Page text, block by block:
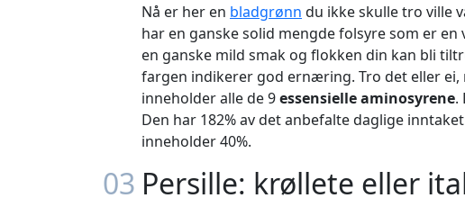
Nå er her en bladgrønn du ikke skulle tro ville
har en ganske solid mengde folsyre som er
en ganske mild smak og flokken din kan bli
fargen indikerer god ernæring. Tro det eller ei,
inneholder alle de 9essensielle aminosyrene.
Den har 182% av det anbefalte daglige
inneholder 40%.
03 Persille: krøllete eller